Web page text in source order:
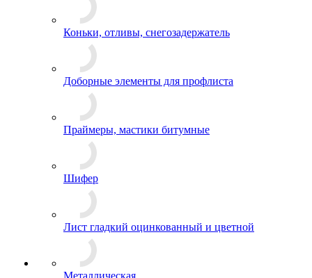
Коньки, отливы, снегозадержатель
Доборные элементы для профлиста
Праймеры, мастики битумные
Шифер
Лист гладкий оцинкованный и цветной
Металлическая